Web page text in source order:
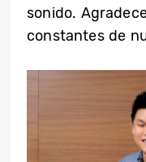
sonido.
constantes de